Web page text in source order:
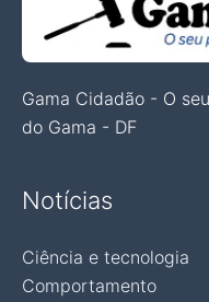
Gama Cidadão - O
do Gama - DF
Notícias
Ciência e tecnologia
Comportamento